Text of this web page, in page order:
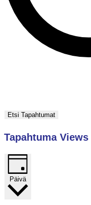
Etsi Tapahtumat
Tapahtuma
Päivä